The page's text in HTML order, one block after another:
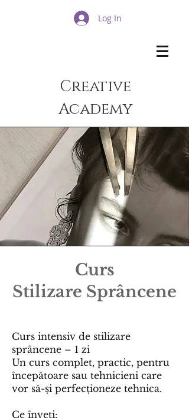
Log In
Creative
Academy​
Curs
Stilizare Sprâncene
Curs intensiv de stilizare
sprâncene – 1 zi
Un curs complet, practic, pentru
începătoare sau tehnicieni care
vor să-și perfecționeze tehnica.
Ce înveți: